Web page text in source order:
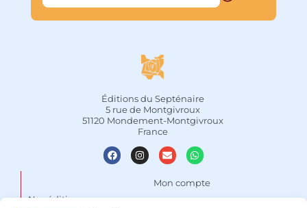
Éditions du Septénaire
5 rue de Montgivroux
51120 Mondement-Montgivroux
France
Nos éditions
Mon compte